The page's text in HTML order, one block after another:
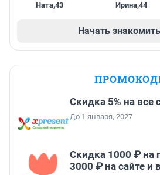
Ната,43 Ирина,44
Начать
Скидка 5% на все
До 1 января, 2027
Скидка 1000 ₽ на
3000 ₽ на сайте и